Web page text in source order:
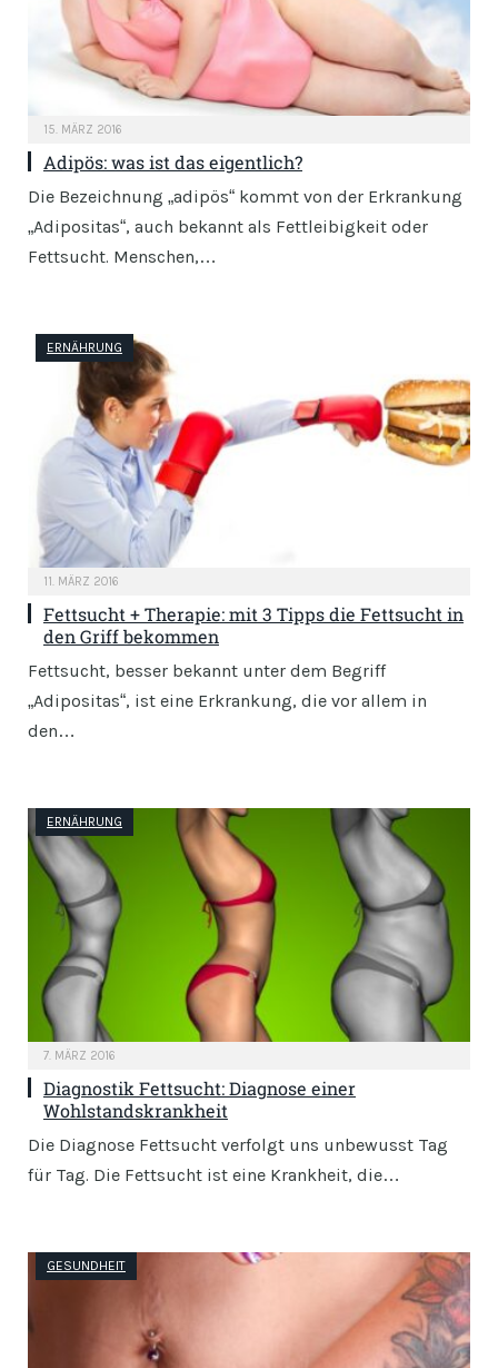
15. MÄRZ 2016
Adipös: was ist das eigentlich?
Die Bezeichnung „adipös“ kommt von der Erkrankung
„Adipositas“, auch bekannt als Fettleibigkeit oder
Fettsucht. Menschen,…
ERNÄHRUNG
11. MÄRZ 2016
Fettsucht + Therapie: mit 3 Tipps die Fettsucht in
den Griff bekommen
Fettsucht, besser bekannt unter dem Begriff
„Adipositas“, ist eine Erkrankung, die vor allem in
den…
ERNÄHRUNG
7. MÄRZ 2016
Diagnostik Fettsucht: Diagnose einer
Wohlstandskrankheit
Die Diagnose Fettsucht verfolgt uns unbewusst Tag
für Tag. Die Fettsucht ist eine Krankheit, die…
GESUNDHEIT